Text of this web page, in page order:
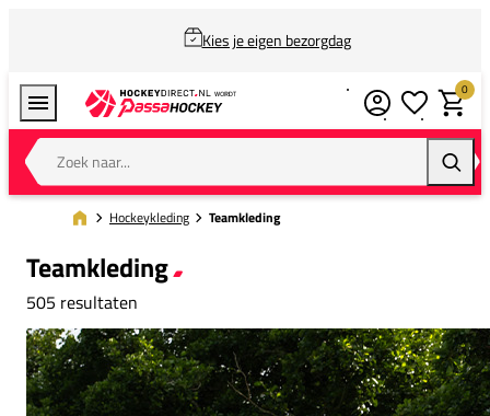
Kies je eigen bezorgdag
Zoek naar...
0
Hockeykleding Teamkleding
Teamkleding
505 resultaten